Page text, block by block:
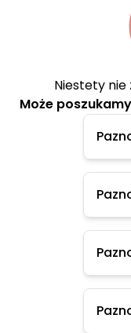
Niestety nie
Może